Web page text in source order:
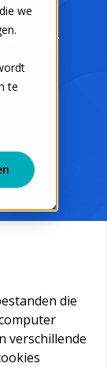
we
te
die
verschillende